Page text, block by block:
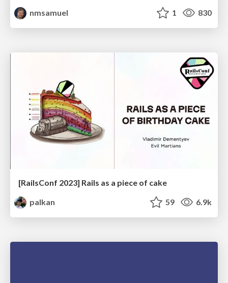
nmsamuel
1 830
[RailsConf 2023] Rails as a piece of cake
palkan
59 6.9k